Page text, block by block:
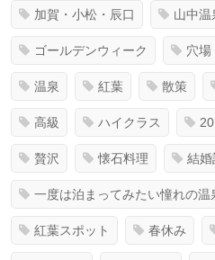
加賀・小松・辰口 山中温
ゴールデンウィーク 穴場
温泉 紅葉 散策
高級 ハイクラス
贅沢 懐石料理 結婚
一度は泊まってみたい憧れの温
紅葉スポット 春休み